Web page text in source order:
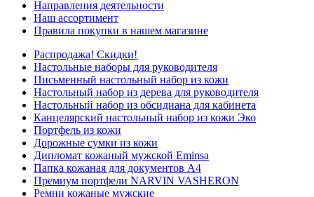
Направления деятельности
Наш ассортимент
Правила покупки в нашем магазине
Распродажа! Скидки!
Настольные наборы для руководителя
Письменный настольный набор из кожи
Настольный набор из дерева для руководителя
Настольный набор из обсидиана для кабинета
Канцелярский настольный набор из кожи Эко
Портфель из кожи
Дорожные сумки из кожи
Дипломат кожаный мужской Eminsa
Папка кожаная для документов А4
Премиум портфели NARVIN VASHERON
Ремни кожаные мужские